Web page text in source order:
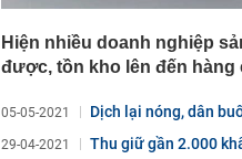
Hiện nhiều doanh nghiệp
được, tồn kho lên đến hàng
05-05-2021 Dịch lại nóng, dân
29-04-2021 Thu giữ gần 2.000